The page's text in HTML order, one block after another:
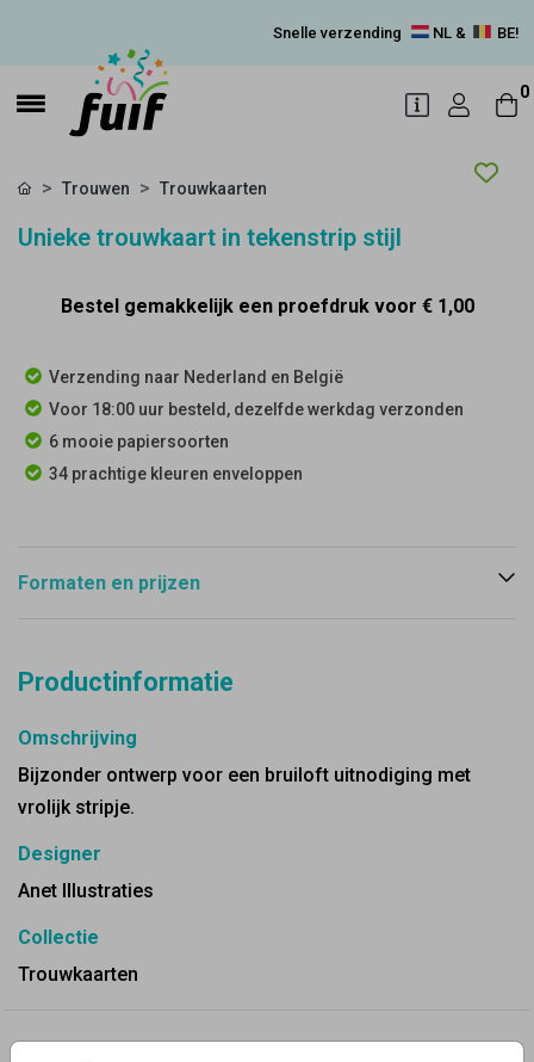
Snelle verzending NL & BE!
0
Trouwen Trouwkaarten
Unieke trouwkaart in tekenstrip stijl
Bestel gemakkelijk een proefdruk voor € 1,00
Verzending naar Nederland en België
Voor 18:00 uur besteld, dezelfde werkdag verzonden
6 mooie papiersoorten
34 prachtige kleuren enveloppen
Formaten en prijzen
Productinformatie
Omschrijving
Bijzonder ontwerp voor een bruiloft uitnodiging met
vrolijk stripje.
Designer
Anet Illustraties
Collectie
Trouwkaarten